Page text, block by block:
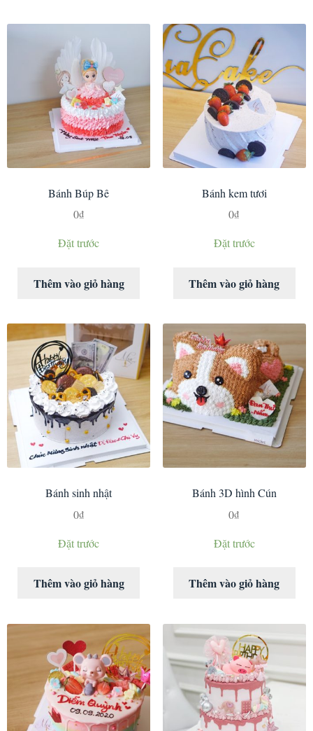
Bánh Búp Bê
0₫
Đặt trước
Thêm vào giỏ hàng
Bánh kem tươi
0₫
Đặt trước
Thêm vào giỏ hàng
Bánh sinh nhật
0₫
Đặt trước
Thêm vào giỏ hàng
Bánh 3D hình Cún
0₫
Đặt trước
Thêm vào giỏ hàng